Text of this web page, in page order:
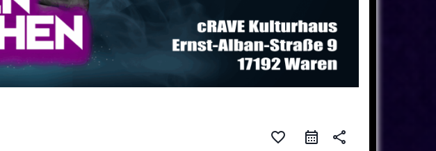
favorite_border share